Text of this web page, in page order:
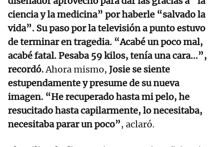
ciencia y la medicina” por haberle “salvado la
vida”. Su paso por la televisión a punto estuvo
de terminar en tragedia. “Acabé un poco mal,
acabé fatal. Pesaba 59 kilos, tenía una cara...”,
recordó.Ahora mismo, Josie se siente
estupendamente y presume de su nueva
imagen. “He recuperado hasta mi pelo, he
resucitado hasta capilarmente, lo necesitaba,
necesitaba parar un poco”, aclaró.